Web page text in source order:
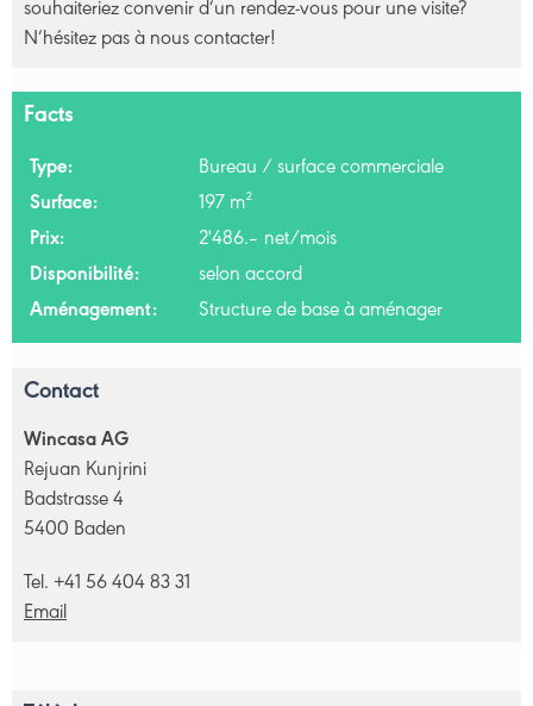
souhaiteriez convenir d’un rendez-vous pour une visite?
N’hésitez pas à nous contacter!
Facts
Type:
Bureau / surface commerciale
Surface:
197 m²
Prix:
2'486.– net/mois
Disponibilité:
selon accord
Aménagement:
Structure de base à aménager
Contact
Wincasa AG
Rejuan Kunjrini
Badstrasse 4
5400 Baden
Tel. +41 56 404 83 31
Email